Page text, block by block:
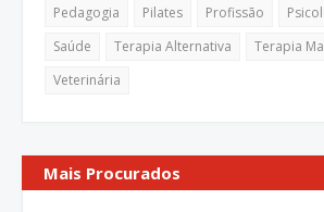
Pedagogia
Pilates Profissão
Saúde
Terapia Alternativa Terapia
Veterinária
Mais Procurados